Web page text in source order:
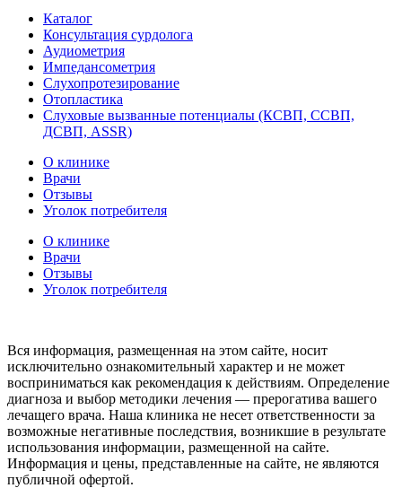
Каталог
Консультация сурдолога
Аудиометрия
Импедансометрия
Слухопротезирование
Отопластика
Слуховые вызванные потенциалы (КСВП, ССВП,
ДСВП, ASSR)
О клинике
Врачи
Отзывы
Уголок потребителя
О клинике
Врачи
Отзывы
Уголок потребителя
Вся информация, размещенная на этом сайте, носит
исключительно ознакомительный характер и не может
восприниматься как рекомендация к действиям. Определение
диагноза и выбор методики лечения — прерогатива вашего
лечащего врача. Наша клиника не несет ответственности за
возможные негативные последствия, возникшие в результате
использования информации, размещенной на сайте.
Информация и цены, представленные на сайте, не являются
публичной офертой.